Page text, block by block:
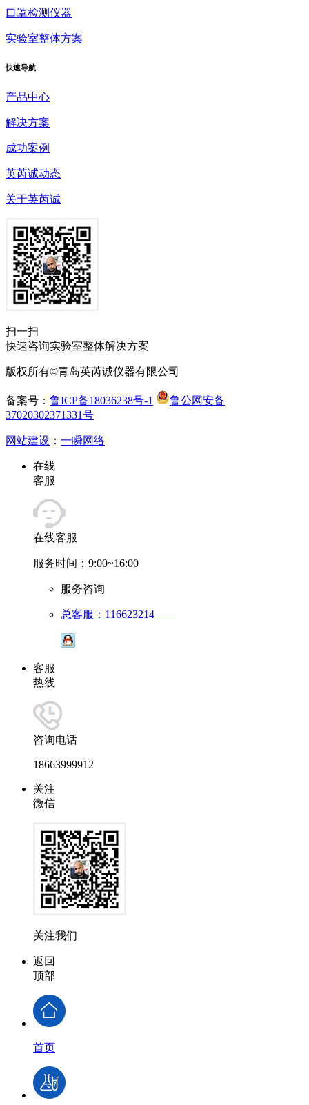
口罩检测仪器
实验室整体方案
快速导航
产品中心
解决方案
成功案例
英芮诚动态
关于英芮诚
扫一扫
快速咨询实验室整体解决方案
版权所有©青岛英芮诚仪器有限公司
备案号： 鲁ICP备18036238号-1
鲁公网安备
37020302371331号
网站建设 ： 一瞬网络
在线
客服
在线客服
服务时间：9:00~16:00
服务咨询
总客服：116623214
客服
热线
咨询电话
18663999912
关注
微信
关注我们
返回
顶部
首页